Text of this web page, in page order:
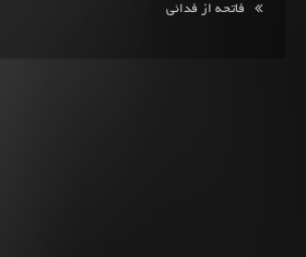
فاتحه از فدائی